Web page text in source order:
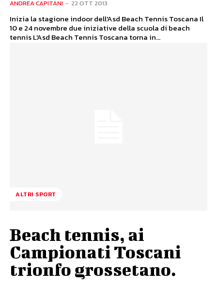
ANDREA CAPITANI - 22 OTT 2013
Inizia la stagione indoor dell'Asd Beach Tennis Toscana Il
10 e 24 novembre due iniziative della scuola di beach
tennis L'Asd Beach Tennis Toscana torna in...
ALTRI SPORT
Beach tennis, ai
Campionati Toscani
trionfo grossetano.